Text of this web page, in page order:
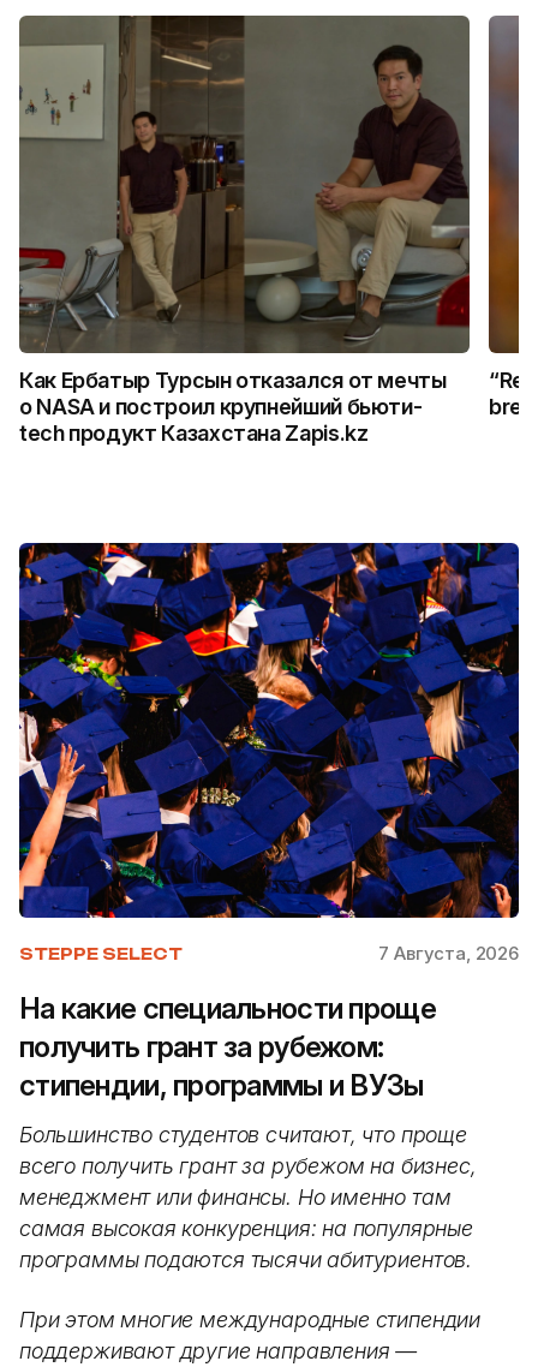
Как Ербатыр Турсын отказался от мечты
о NASA и построил крупнейший бьюти-
tech продукт Казахстана Zapis.kz
STEPPE SELECT 7 Августа, 2026
На какие специальности проще
получить грант за рубежом:
стипендии, программы и ВУЗы
Большинство студентов считают, что проще
всего получить грант за рубежом на бизнес,
менеджмент или финансы. Но именно там
самая высокая конкуренция: на популярные
программы подаются тысячи абитуриентов.
При этом многие международные стипендии
поддерживают другие направления —